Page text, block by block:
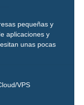
pequeñas y
aplicaciones y
unas pocas
VPS